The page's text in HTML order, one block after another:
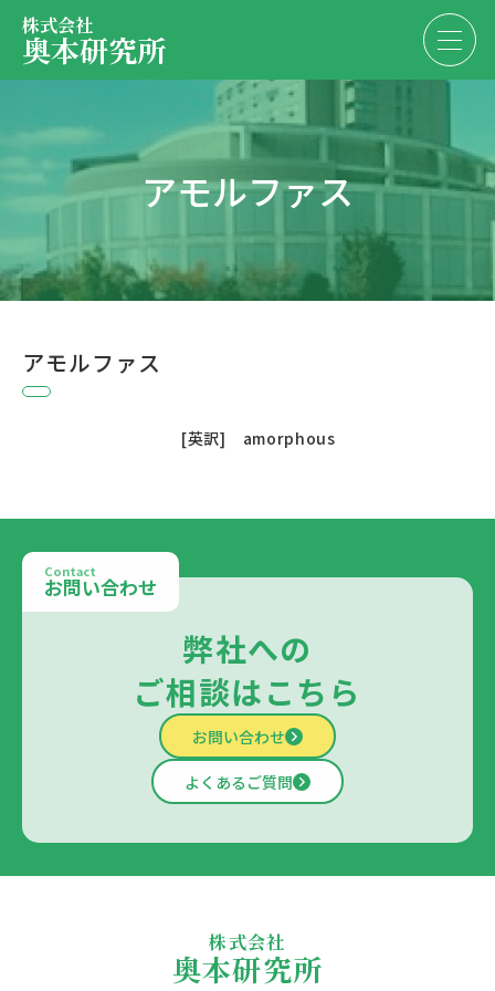
株式会社
奥本研究所
会社・決算情報
代表紹介
お問い合わせ
EN JP
お問い合わせ
アモルファス
アモルファス
Contact
お問い合わせ
弊社への
ご相談はこちら
お問い合わせ
よくあるご質問
株式会社
奥本研究所